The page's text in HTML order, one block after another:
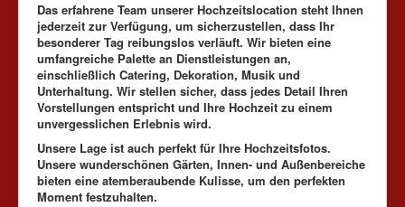
Das erfahrene Team unserer Hochzeitslocation steht Ihnen
jederzeit zur Verfügung, um sicherzustellen, dass Ihr
besonderer Tag reibungslos verläuft. Wir bieten eine
umfangreiche Palette an Dienstleistungen an,
einschließlich Catering, Dekoration, Musik und
Unterhaltung. Wir stellen sicher, dass jedes Detail Ihren
Vorstellungen entspricht und Ihre Hochzeit zu einem
unvergesslichen Erlebnis wird.
Unsere Lage ist auch perfekt für Ihre Hochzeitsfotos.
Unsere wunderschönen Gärten, Innen- und Außenbereiche
bieten eine atemberaubende Kulisse, um den perfekten
Moment festzuhalten.